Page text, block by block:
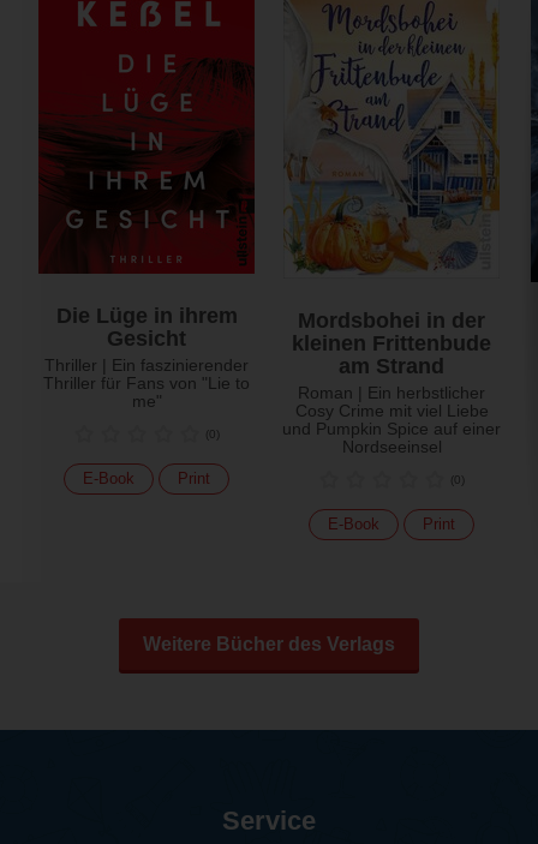
Die Lüge in ihrem
Gesicht
Thriller | Ein faszinierender
Thriller für Fans von "Lie to
me"
(0)
E-Book Print
Mordsbohei in der
kleinen Frittenbude
am Strand
Roman | Ein herbstlicher
Cosy Crime mit viel Liebe
und Pumpkin Spice auf einer
Nordseeinsel
(0)
E-Book Print
Weitere Bücher des Verlags
Service